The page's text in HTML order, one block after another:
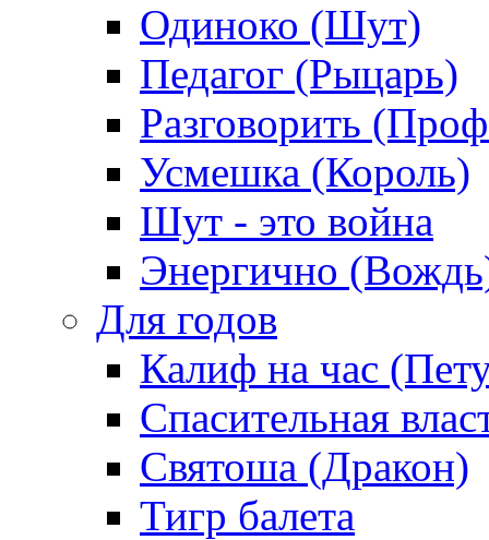
Одиноко (Шут)
Педагог (Рыцарь)
Разговорить
Усмешка (Король)
Шут - это война
Энергично
Для годов
Калиф на час
Спасительная
Святоша (Дракон)
Тигр балета